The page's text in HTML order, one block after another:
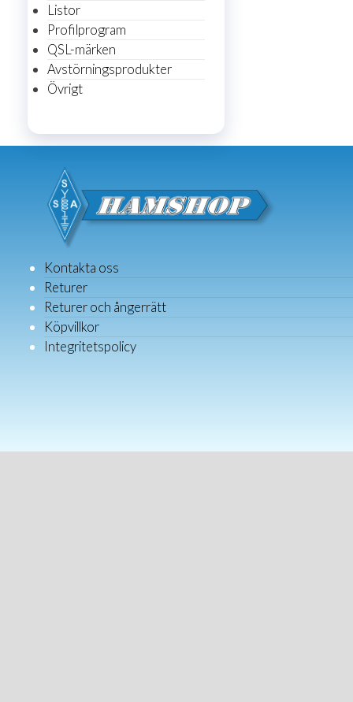
Listor
Profilprogram
QSL-märken
Avstörningsprodukter
Övrigt
Kontakta oss
Returer
Returer och ångerrätt
Köpvillkor
Integritetspolicy